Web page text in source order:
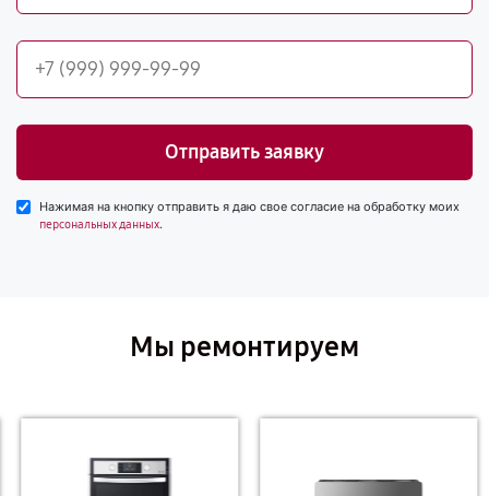
Отправить заявку
Нажимая на кнопку отправить я даю свое согласие на обработку моих
персональных данных.
Мы ремонтируем